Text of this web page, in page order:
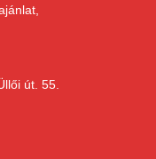
út. 55.